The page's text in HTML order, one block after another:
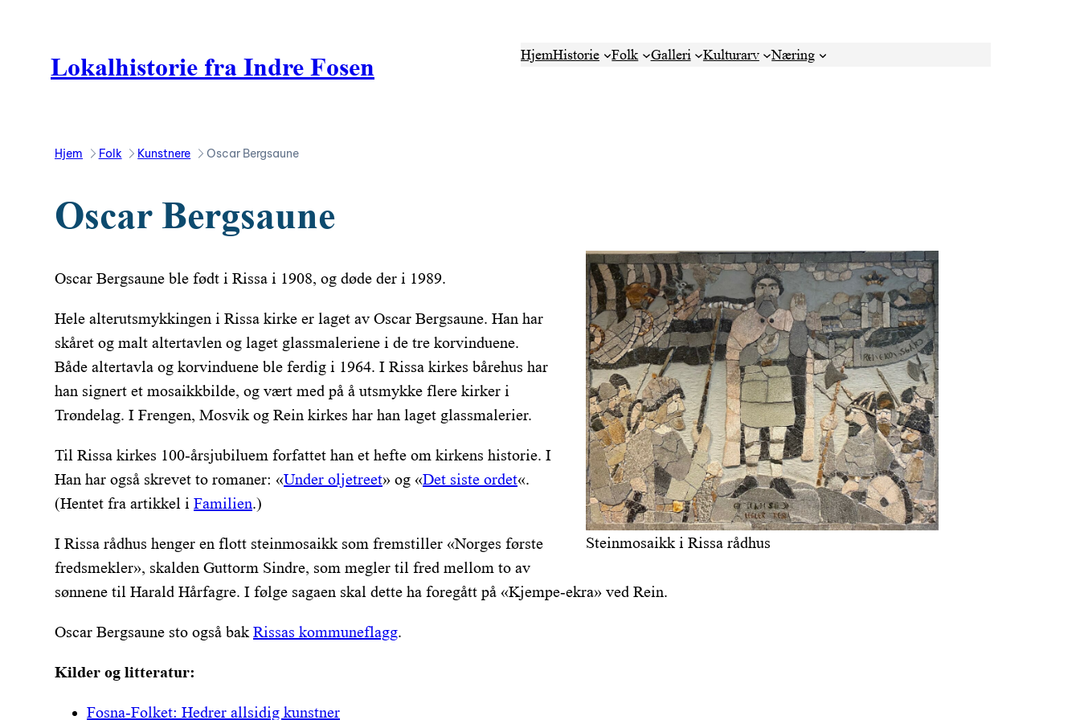
innholdLokalhistorie fra Indre Fosen HjemHistorie Folk Galleri Kulturarv Næring
Hjem Folk Kunstnere Oscar Bergsaune
Oscar Bergsaune
Steinmosaikk i Rissa rådhus
Oscar Bergsaune ble født i Rissa i 1908, og døde der i 1989.
Hele alterutsmykkingen i Rissa kirke er laget av Oscar Bergsaune. Han har
skåret og malt altertavlen og laget glassmaleriene i de tre korvinduene.
Både altertavla og korvinduene ble ferdig i 1964. I Rissa kirkes bårehus har
han signert et mosaikkbilde, og vært med på å utsmykke flere kirker i
Trøndelag. I Frengen, Mosvik og Rein kirkes har han laget glassmalerier.
Til Rissa kirkes 100-årsjubiluem forfattet han et hefte om kirkens historie. I
Han har også skrevet to romaner: «Under oljetreet» og «Det siste ordet«.
(Hentet fra artikkel i Familien.)
I Rissa rådhus henger en flott steinmosaikk som fremstiller «Norges første
fredsmekler», skalden Guttorm Sindre, som megler til fred mellom to av
sønnene til Harald Hårfagre. I følge sagaen skal dette ha foregått på «Kjempe-ekra» ved Rein.
Oscar Bergsaune sto også bakRissas kommuneflagg.
Kilder og litteratur:
Fosna-Folket: Hedrer allsidig kunstner